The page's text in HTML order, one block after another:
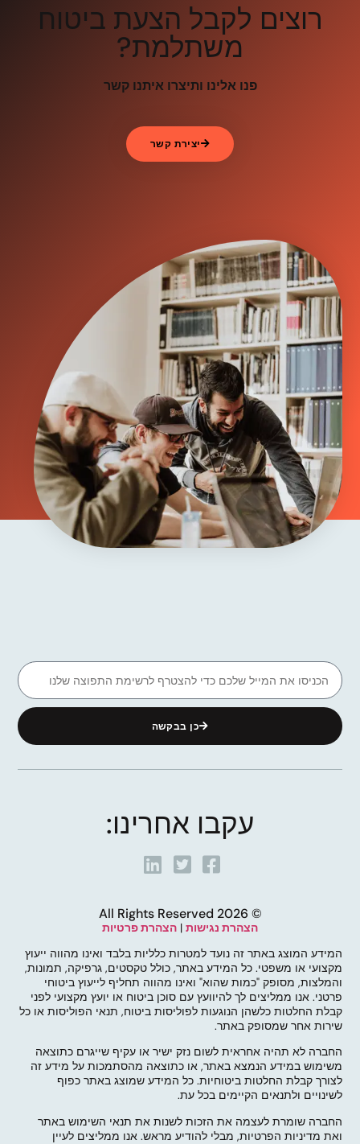
רוצים לקבל הצעת ביטוח
משתלמת?
פנו אלינו ותיצרו איתנו קשר
יצירת קשר
כן בבקשה
עקבו אחרינו:
© 2026 All Rights Reserved
הצהרת נגישות | הצהרת פרטיות
המידע המוצג באתר זה נועד למטרות כלליות בלבד ואינו מהווה ייעוץ
מקצועי או משפטי. כל המידע באתר, כולל טקסטים, גרפיקה, תמונות,
והמלצות, מסופק "כמות שהוא" ואינו מהווה תחליף לייעוץ ביטוחי
פרטני. אנו ממליצים לך להיוועץ עם סוכן ביטוח או יועץ מקצועי לפני
קבלת החלטות כלשהן הנוגעות לפוליסות ביטוח, תנאי הפוליסות או כל
שירות אחר שמסופק באתר.
החברה לא תהיה אחראית לשום נזק ישיר או עקיף שייגרם כתוצאה
משימוש במידע הנמצא באתר, או כתוצאה מהסתמכות על מידע זה
לצורך קבלת החלטות ביטוחיות. כל המידע שמוצג באתר כפוף
לשינויים ולתנאים הקיימים בכל עת.
החברה שומרת לעצמה את הזכות לשנות את תנאי השימוש באתר
ואת מדיניות הפרטיות, מבלי להודיע מראש. אנו ממליצים לעיין